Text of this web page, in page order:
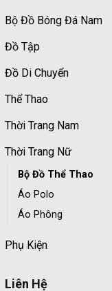
Bộ Đồ Bóng Đá Nam
Đồ Tập
Đồ Di Chuyển
Thể Thao
Thời Trang Nam
Thời Trang Nữ
Bộ Đồ Thể Thao
Áo Polo
Áo Phông
Phụ Kiện
Liên Hệ